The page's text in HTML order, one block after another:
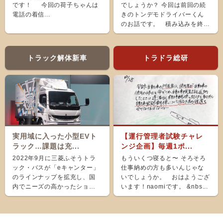
です！ 今回の荷子ちゃんは
電話の着信...
でしょうか？ 今回は前回の続
きのトンデモドライバーくん
のお話です。 積み込みを終
え、ホッと...
トラック解体新車
実用域に入った小型EVト
ラック…課題は充...
2022年9月に三菱ふそうトラ
ック・バスが「eキャンター」
のラインナップを拡充し、国
内でニーズの高かったショー
ト＆ナローボディ（G...
トラドラ総研
【運行管理者試験チャレ
ンジ企画】毎週1ポ...
もういくつ寝ると〜 そろそろ
仕事納めの方も多いんじゃな
いでしょうか。 おはようござ
います！naomiです。 &nbs...